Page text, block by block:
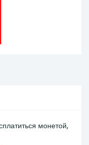
монетой,